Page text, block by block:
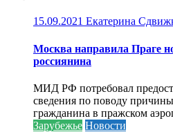
15.09.2021 Екатерина
Москва направила Праге
россиянина
МИД РФ потребовал
сведения по поводу
гражданина в пражском
Зарубежье Новости